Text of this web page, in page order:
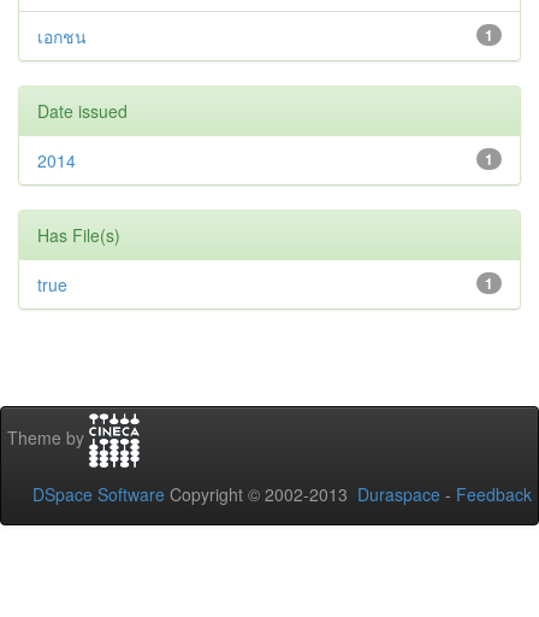
1
เอกชน
Date issued
1
2014
Has File(s)
1
true
Theme by
DSpace Software Copyright © 2002-2013 Duraspace - Feedback